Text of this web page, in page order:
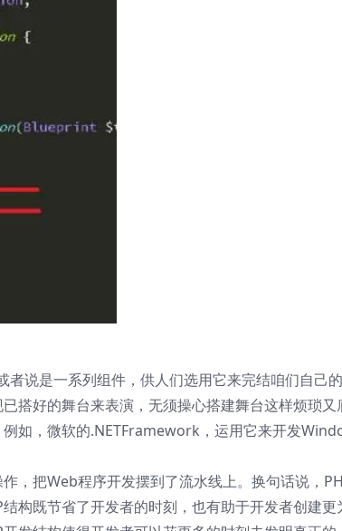
说是一系列组件，供人们选用它来完结咱们自己
搭好的舞台来表演，无须操心搭建舞台这样烦琐又
如，微软的.NETFramework，运用它来开发
，把Web程序开发摆到了流水线上。换句话说，
构既节省了开发者的时刻，也有助于开发者创建更